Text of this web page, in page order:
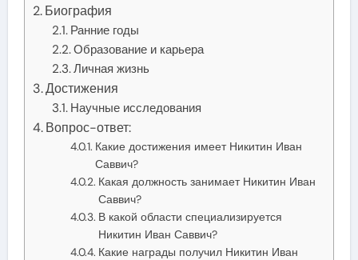
Биография
Ранние годы
Образование и карьера
Личная жизнь
Достижения
Научные исследования
Вопрос-ответ:
Какие достижения имеет Никитин Иван
Саввич?
Какая должность занимает Никитин Иван
Саввич?
В какой области специализируется
Никитин Иван Саввич?
Какие награды получил Никитин Иван